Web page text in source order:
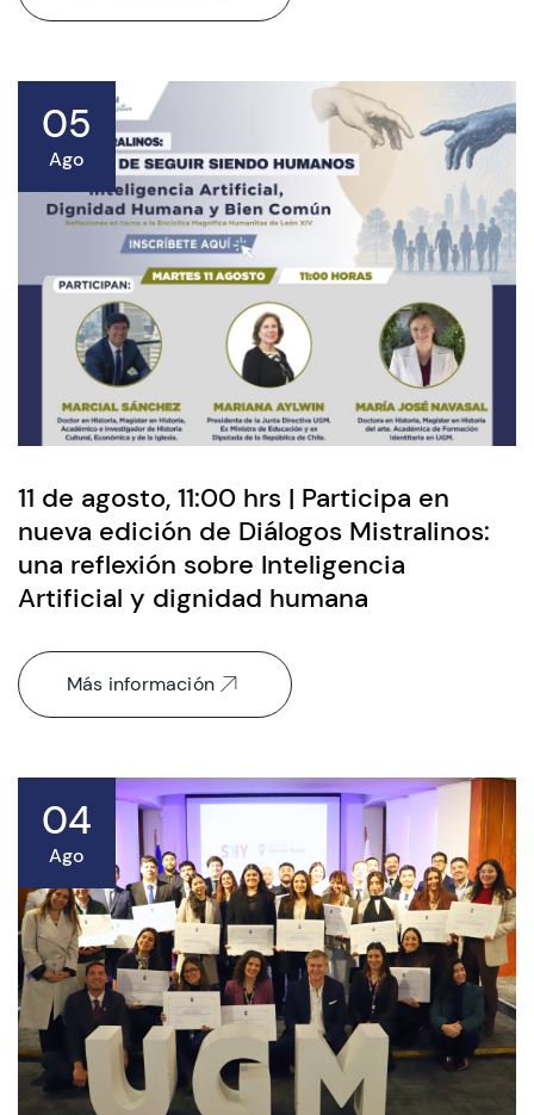
05
Ago
11 de agosto, 11:00 hrs | Participa en
nueva edición de Diálogos Mistralinos:
una reflexión sobre Inteligencia
Artificial y dignidad humana
Más información
04
Ago